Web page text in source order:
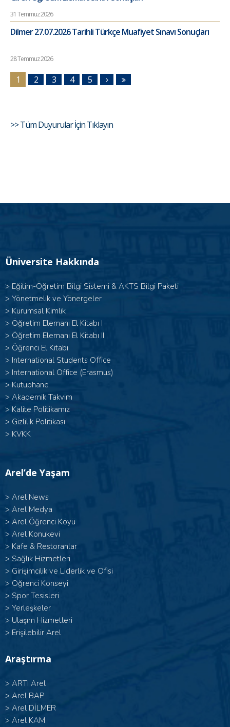
31 Temmuz 2026
Dilmer 27.07.2026 Tarihli Türkçe Muafiyet Sınavı Sonuçları
28 Temmuz 2026
1 2 3 4 5
>> Tüm Duyurular İçin Tıklayın
Üniversite Hakkında
> Eğitim-Öğretim Bilgi Sistemi & AKTS Bilgi Paketi
> Yönetmelik ve Yönergeler
> Kurumsal Kimlik
> Öğretim Elemanı El Kitabı I
> Öğretim Elemanı El Kitabı II
> Öğrenci El Kitabı
> International Students Office
> International Office (Erasmus)
> Kütüphane
> Akademik Takvim
> Kalite Politikamız
> Gizlilik Politikası
> KVKK
Arel’de Yaşam
> Arel News
> Arel Medya
> Arel Öğrenci Köyü
> Arel Konukevi
> Kafe & Restoranlar
> Sağlık Hizmetleri
> Girişimcilik ve Liderlik ve Ofisi
> Öğrenci Konseyi
> Spor Tesisleri
> Yerleşkeler
> Ulaşım Hizmetleri
> Erişilebilir Arel
Araştırma
> ARTI Arel
> Arel BAP
> Arel DİLMER
> Arel KAM